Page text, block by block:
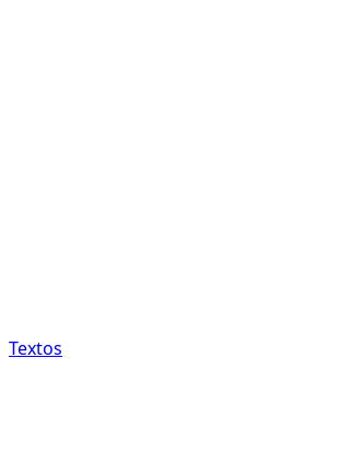
Textos